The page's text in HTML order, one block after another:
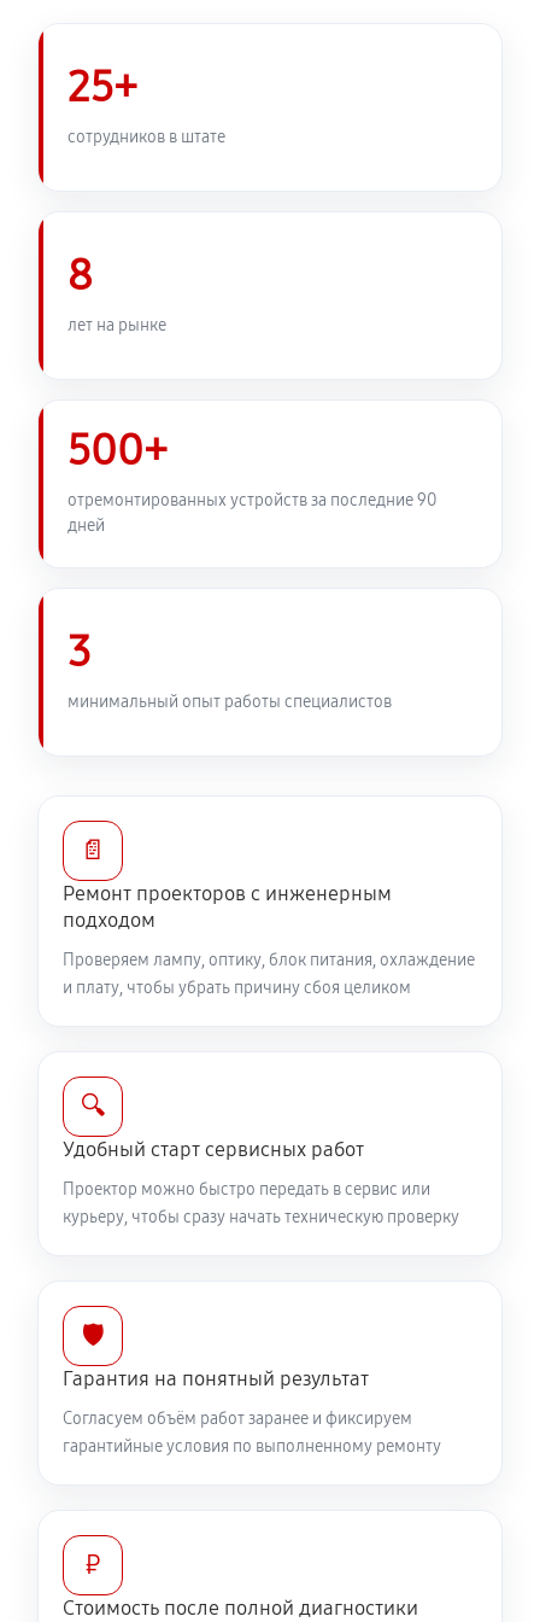
25+
сотрудников в штате
8
лет на рынке
500+
отремонтированных устройств за последние 90
дней
3
минимальный опыт работы специалистов
📄
Ремонт проекторов с инженерным
подходом
Проверяем лампу, оптику, блок питания, охлаждение
и плату, чтобы убрать причину сбоя целиком
🔍
Удобный старт сервисных работ
Проектор можно быстро передать в сервис или
курьеру, чтобы сразу начать техническую проверку
🛡️
Гарантия на понятный результат
Согласуем объём работ заранее и фиксируем
гарантийные условия по выполненному ремонту
₽
Стоимость после полной диагностики